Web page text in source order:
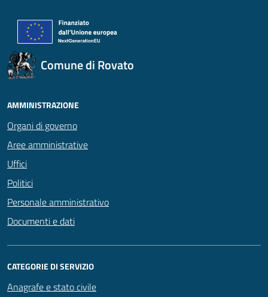
Comune di Rovato
AMMINISTRAZIONE
Organi di governo
Aree amministrative
Uffici
Politici
Personale amministrativo
Documenti e dati
CATEGORIE DI SERVIZIO
Anagrafe e stato civile